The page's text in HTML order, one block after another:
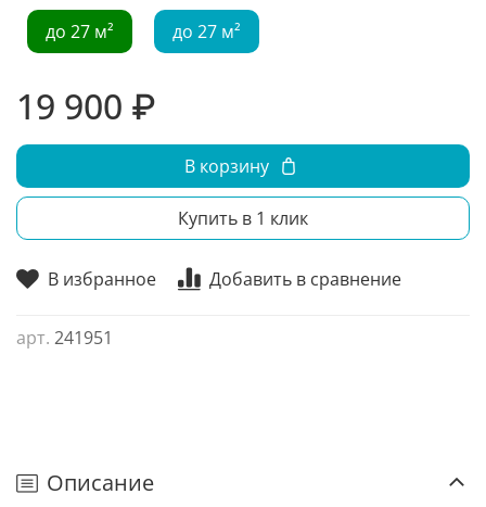
В избранное Добавить в сравнение
арт. 241951
до 27 м²
до 27 м²
19 900 ₽
В корзину
Купить в 1 клик
Описание